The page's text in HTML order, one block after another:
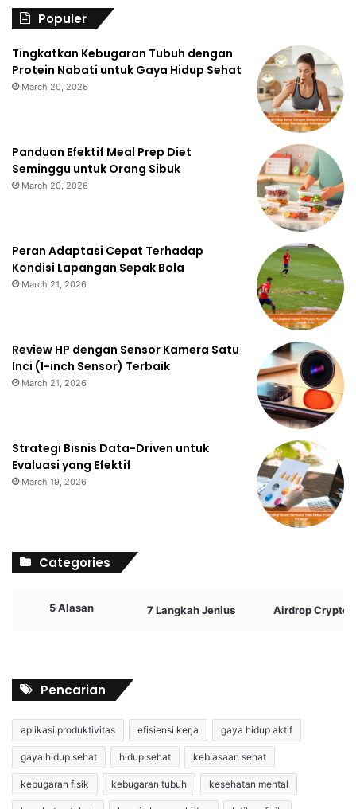
Populer
Tingkatkan Kebugaran Tubuh dengan
Protein Nabati untuk Gaya Hidup Sehat
March 20, 2026
Panduan Efektif Meal Prep Diet
Seminggu untuk Orang Sibuk
March 20, 2026
Peran Adaptasi Cepat Terhadap
Kondisi Lapangan Sepak Bola
March 21, 2026
Review HP dengan Sensor Kamera Satu
Inci (1-inch Sensor) Terbaik
March 21, 2026
Strategi Bisnis Data-Driven untuk
Evaluasi yang Efektif
March 19, 2026
Categories
5 Alasan 7 Langkah Jenius Airdrop Crypto
Pencarian
aplikasi produktivitas efisiensi kerja gaya hidup aktif
gaya hidup sehat hidup sehat kebiasaan sehat
kebugaran fisik kebugaran tubuh kesehatan mental